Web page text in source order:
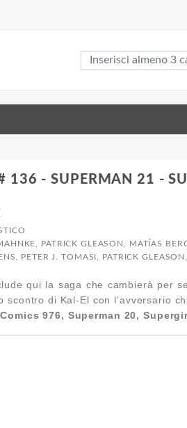
136 - SUPERMAN 21 -
PATRICK GLEASON, MATÍAS
PETER J. TOMASI, PATRICK
qui la saga che cambierà per
scontro di Kal-El con l’avversario
976, Superman 20,